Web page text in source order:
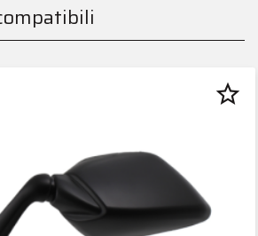
star_border